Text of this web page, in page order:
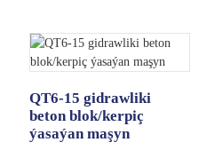
QT6-15 gidrawliki
beton blok/kerpiç
ýasaýan maşyn